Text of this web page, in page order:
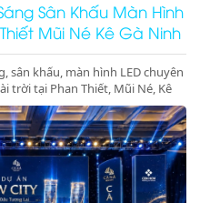
Sân Khấu Màn Hình
Mũi Né Kê Gà Ninh
Rẻ Uy Tín
sân khấu, màn hình LED chuyên
trời tại Phan Thiết, Mũi Né, Kê
bị hiện đại, giá gốc tại kho,
nhận báo giá ưu đãi tốt nhất